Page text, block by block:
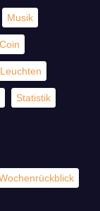
Musik
Statistik